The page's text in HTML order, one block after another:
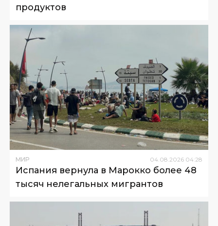
продуктов
МИР 04.08.2026 04:28
Испания вернула в Марокко более 48
тысяч нелегальных мигрантов